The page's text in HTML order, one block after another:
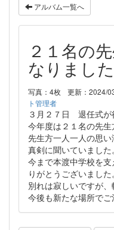
アルバム一覧へ
２１名の
なりました
写真：4枚 更新：2024/
ト管理者
３月２７日 退任式が
今年度は２１名の先生
先生方一人一人の思
真剣に聞いていました。
今まで本渡中学校を
りがとうございました。
別れは寂しいですが、
今後も新たな場所でご